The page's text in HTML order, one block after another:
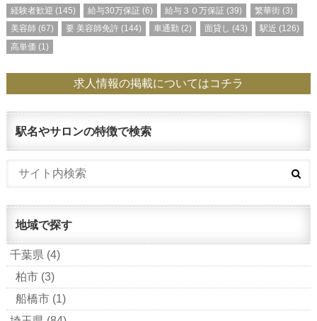
経験者歓迎 (145) 給与30万保証 (6) 給与３０万保証 (39) 繁華街(3)
美容師 (67) 要 美容師免許 (144) 車通勤 (2) 面貸し (43) 駅近 (126)
高単価 (1)
求人情報の掲載についてはコチラ
駅名やサロンの特徴で検索
地域で探す
千葉県 (4)
柏市 (3)
船橋市 (1)